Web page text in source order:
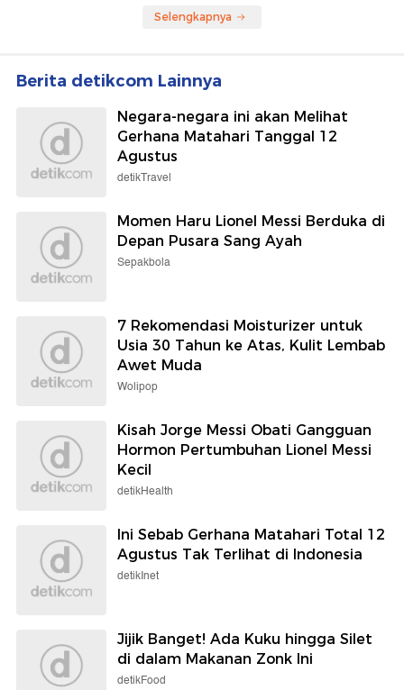
Selengkapnya
Berita detikcom Lainnya
Negara-negara ini akan Melihat
Gerhana Matahari Tanggal 12
Agustus
detikTravel
Momen Haru Lionel Messi Berduka di
Depan Pusara Sang Ayah
Sepakbola
7 Rekomendasi Moisturizer untuk
Usia 30 Tahun ke Atas, Kulit Lembab
Awet Muda
Wolipop
Kisah Jorge Messi Obati Gangguan
Hormon Pertumbuhan Lionel Messi
Kecil
detikHealth
Ini Sebab Gerhana Matahari Total 12
Agustus Tak Terlihat di Indonesia
detikInet
Jijik Banget! Ada Kuku hingga Silet
di dalam Makanan Zonk Ini
detikFood